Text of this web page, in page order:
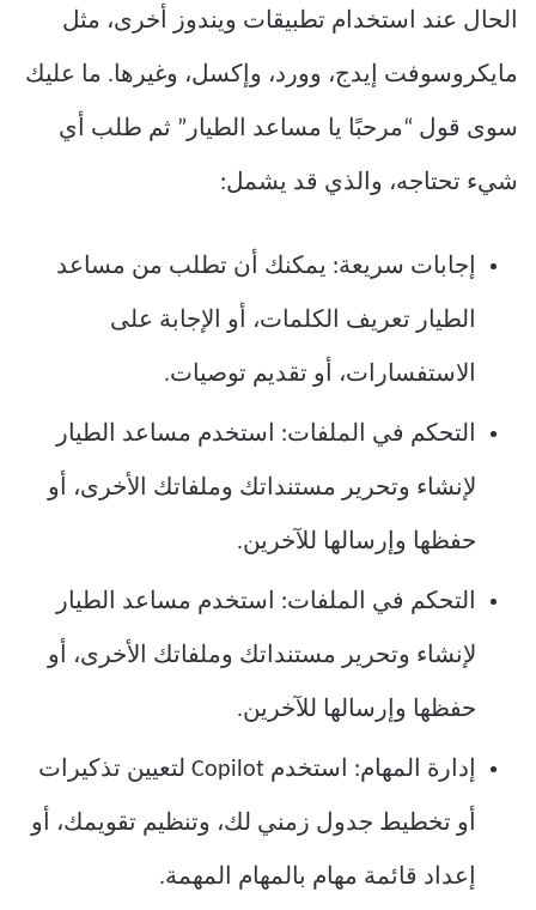
الحال عند استخدام تطبيقات ويندوز أخرى، مثل
مايكروسوفت إيدج، وورد، وإكسل، وغيرها. ما عليك
سوى قول “مرحبًا يا مساعد الطيار” ثم طلب أي
شيء تحتاجه، والذي قد يشمل:
إجابات سريعة: يمكنك أن تطلب من مساعد
الطيار تعريف الكلمات، أو الإجابة على
الاستفسارات، أو تقديم توصيات.
التحكم في الملفات: استخدم مساعد الطيار
لإنشاء وتحرير مستنداتك وملفاتك الأخرى، أو
حفظها وإرسالها للآخرين.
التحكم في الملفات: استخدم مساعد الطيار
لإنشاء وتحرير مستنداتك وملفاتك الأخرى، أو
حفظها وإرسالها للآخرين.
إدارة المهام: استخدم Copilot لتعيين تذكيرات
أو تخطيط جدول زمني لك، وتنظيم تقويمك، أو
إعداد قائمة مهام بالمهام المهمة.